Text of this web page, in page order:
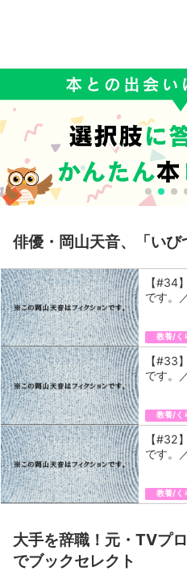
俳優・岡山天音、「い
【#34
です。
教養/く
【#33
です。
教養/く
【#32
です。
教養/く
大手を辞職！元・TVプ
でブックセレクト